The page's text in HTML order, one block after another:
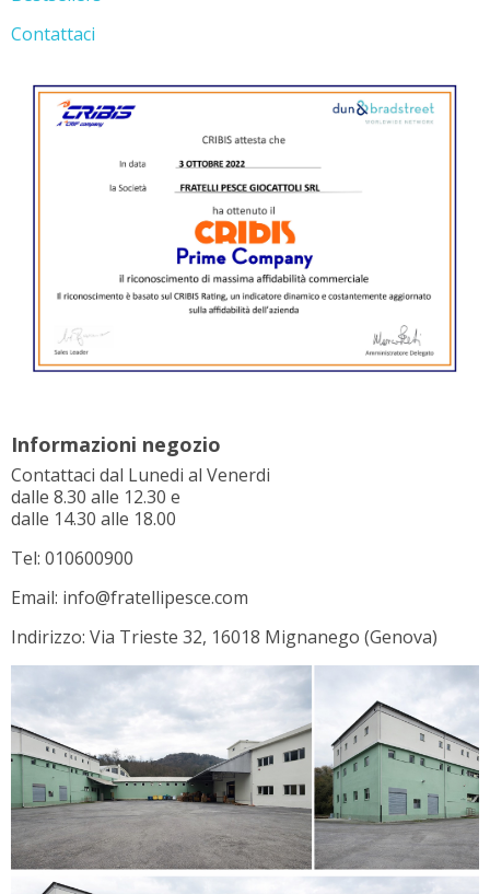
Contattaci
Informazioni negozio
Contattaci dal Lunedi al Venerdi
dalle 8.30 alle 12.30 e
dalle 14.30 alle 18.00
Tel: 010600900
Email: info@fratellipesce.com
Indirizzo: Via Trieste 32, 16018 Mignanego (Genova)